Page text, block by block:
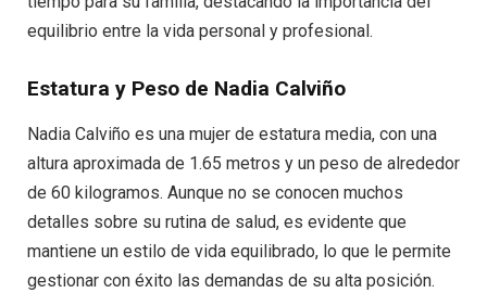
equilibrio entre la vida personal y profesional.
Estatura y Peso de Nadia Calviño
Nadia Calviño es una mujer de estatura media, con una
altura aproximada de 1.65 metros y un peso de alrededor
de 60 kilogramos. Aunque no se conocen muchos
detalles sobre su rutina de salud, es evidente que
mantiene un estilo de vida equilibrado, lo que le permite
gestionar con éxito las demandas de su alta posición.